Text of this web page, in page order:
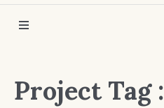
Project Tag :